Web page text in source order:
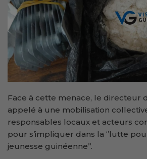
Face à cette menace, le directeur
appelé à une mobilisation
responsables locaux et acteurs
pour s’impliquer dans la ‘’lutte
jeunesse guinéenne’’.